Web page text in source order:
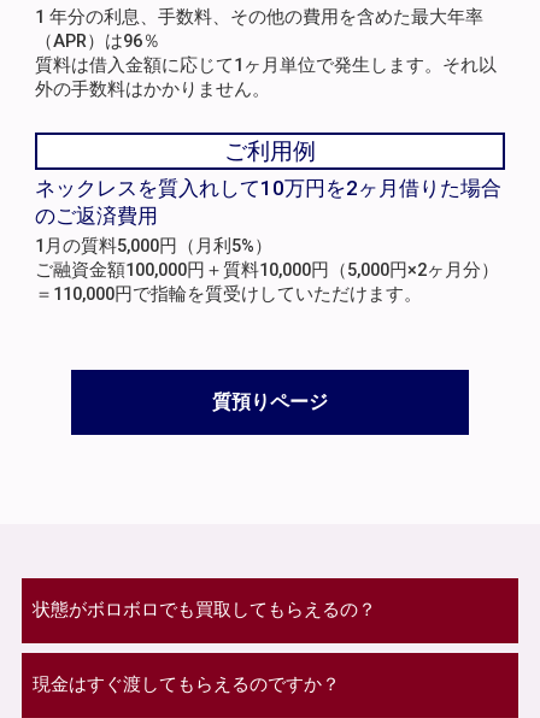
1 年分の利息、手数料、その他の費用を含めた最大年率
（APR）は96％
質料は借入金額に応じて1ヶ月単位で発生します。それ以
外の手数料はかかりません。
ご利用例
ネックレスを質入れして10万円を2ヶ月借りた場合
のご返済費用
1月の質料5,000円（月利5%）
ご融資金額100,000円＋質料10,000円（5,000円×2ヶ月分）
＝110,000円で指輪を質受けしていただけます。
質預りページ
状態がボロボロでも買取してもらえるの？
現金はすぐ渡してもらえるのですか？